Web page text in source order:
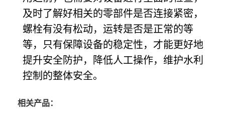
及时了解好相关的零部件是否连接紧密，
螺栓有没有松动，运转是否是正常的等
等，只有保障设备的稳定性，才能更好地
提升安全防护，降低人工操作，维护水利
控制的整体安全。
相关产品：